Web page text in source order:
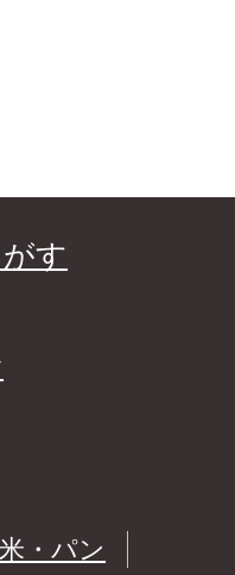
す
・パン